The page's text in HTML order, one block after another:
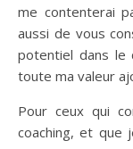
me contenterai
aussi de vous
potentiel dans le
toute ma valeur
Pour ceux qui
coaching, et que